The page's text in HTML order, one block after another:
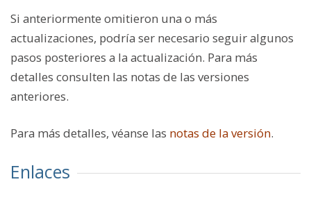
Si anteriormente omitieron una o más
actualizaciones, podría ser necesario seguir algunos
pasos posteriores a la actualización. Para más
detalles consulten las notas de las versiones
anteriores.
Para más detalles, véanse las notas de la versión.
Enlaces